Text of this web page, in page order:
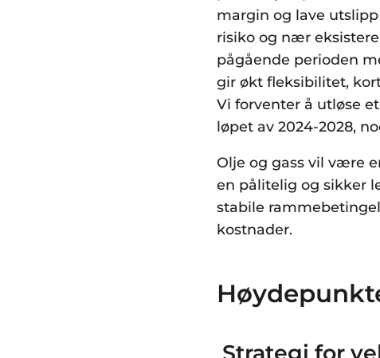
margin og lave
risiko og nær
pågående perioden
gir økt fleksibilitet,
Vi forventer å utløse
løpet av 2024-2028,
Olje og gass vil være
en pålitelig og sikker
stabile
kostnader.